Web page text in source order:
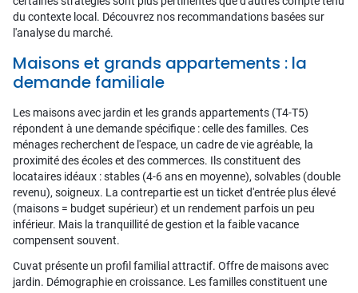
du contexte local. Découvrez nos recommandations basées sur
l'analyse du marché.
Maisons et grands appartements : la
demande familiale
Les maisons avec jardin et les grands appartements (T4-T5)
répondent à une demande spécifique : celle des familles. Ces
ménages recherchent de l'espace, un cadre de vie agréable, la
proximité des écoles et des commerces. Ils constituent des
locataires idéaux : stables (4-6 ans en moyenne), solvables (double
revenu), soigneux. La contrepartie est un ticket d'entrée plus élevé
(maisons = budget supérieur) et un rendement parfois un peu
inférieur. Mais la tranquillité de gestion et la faible vacance
compensent souvent.
Cuvat présente un profil familial attractif. Offre de maisons avec
jardin. Démographie en croissance. Les familles constituent une